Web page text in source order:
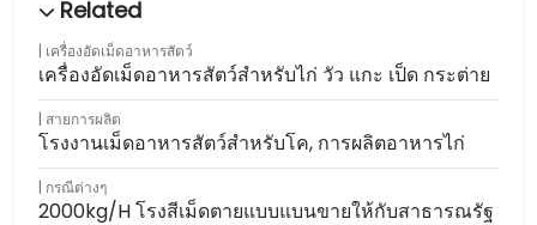
เครื่องอัดเม็ดอาหารสัตว์
เครื่องอัดเม็ดอาหารสัตว์สำหรับไก่ วัว แกะ เป็ด กระต่าย
สายการผลิต
โรงงานเม็ดอาหารสัตว์สำหรับโค, การผลิตอาหารไก่
กรณีต่างๆ
2000kg/h โรงสีเม็ดตายแบบแบนขายให้กับสาธารณรัฐ